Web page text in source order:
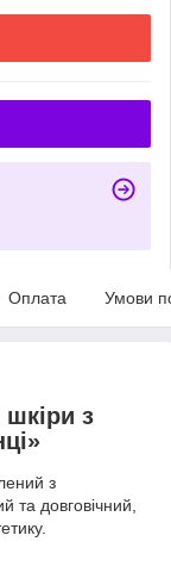
Оплата Умови
шкіри з
з
та довговічний,